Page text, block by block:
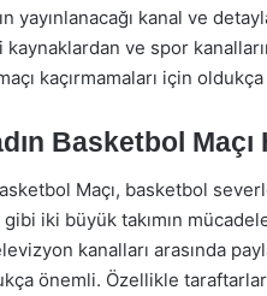
yayınlanacağı kanal ve
ve spor
kaçırmamaları için
Basketbol
Maçı, basketbol
iki büyük takımın
kanalları arasında
önemli. Özellikle